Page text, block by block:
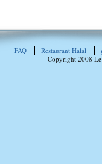
FAQ Restaurant Halal
Copyright 2008